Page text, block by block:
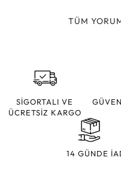
TÜM
SİGORTALI VE
ÜCRETSİZ KARGO
14 GÜNDE